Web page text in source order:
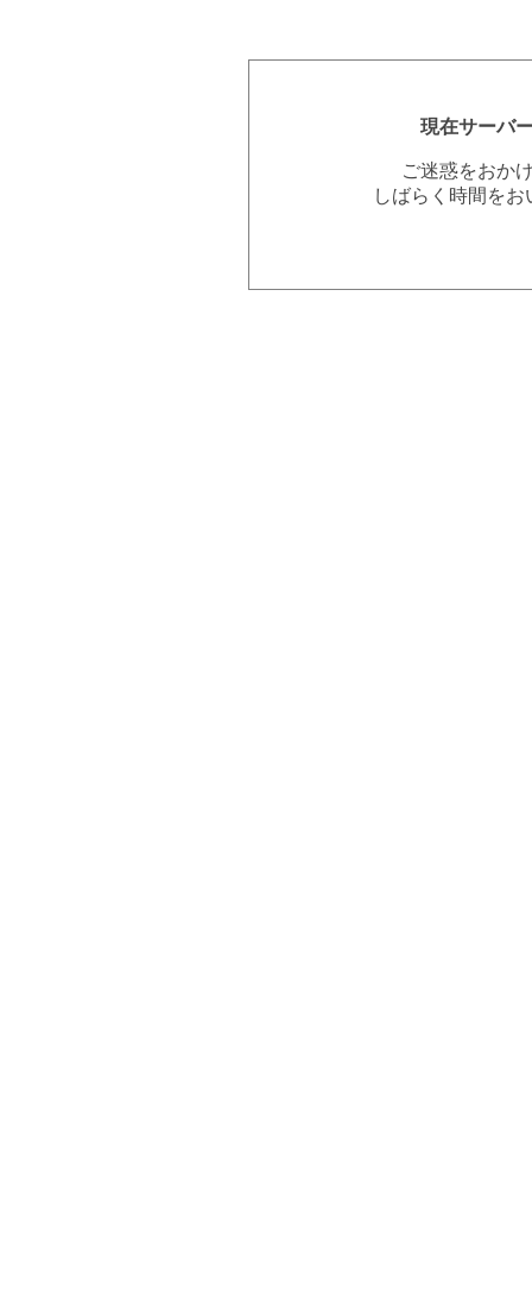
現在サーバ
ご迷惑をおか
しばらく時間を